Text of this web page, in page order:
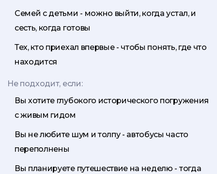
Семей с детьми - можно выйти, когда устал, и
сесть, когда готовы
Тех, кто приехал впервые - чтобы понять, где что
находится
Не подходит, если:
Вы хотите глубокого исторического погружения
с живым гидом
Вы не любите шум и толпу - автобусы часто
переполнены
Вы планируете путешествие на неделю - тогда